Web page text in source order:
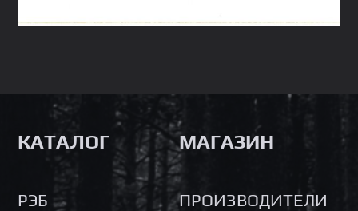
КАТАЛОГ
РЭБ
МАГАЗИН
ПРОИЗВОДИТЕЛИ